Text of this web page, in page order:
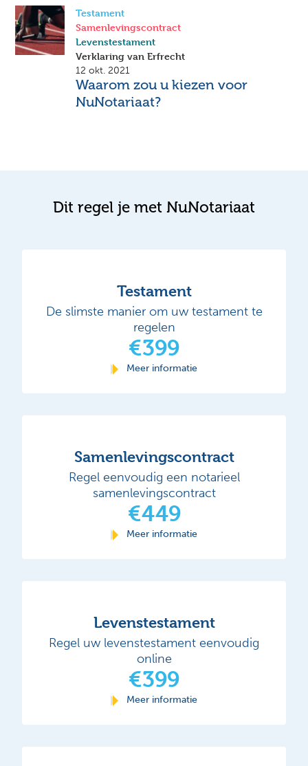
Testament
Samenlevingscontract
Levenstestament
Verklaring van Erfrecht
12 okt. 2021
Waarom zou u kiezen voor
NuNotariaat?
Dit regel je met NuNotariaat
Testament
De slimste manier om uw testament te
regelen
€399
Meer informatie
Samenlevingscontract
Regel eenvoudig een notarieel
samenlevingscontract
€449
Meer informatie
Levenstestament
Regel uw levenstestament eenvoudig
online
€399
Meer informatie